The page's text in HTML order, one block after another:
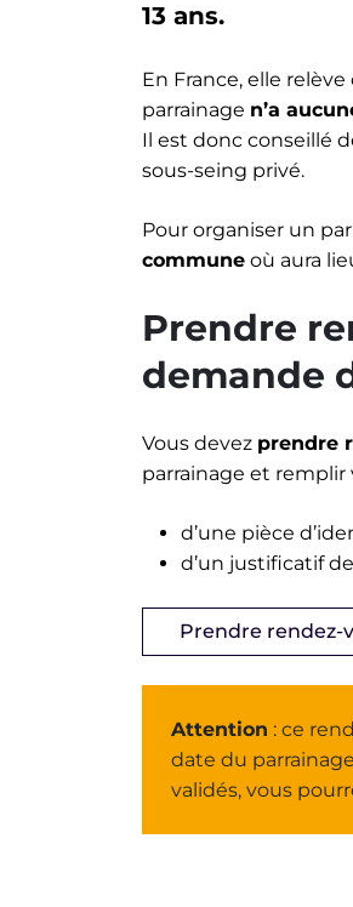
13 ans.
En France, elle
parrainage n’a
Il est donc conseillé
sous-seing privé.
Pour organiser un
commune où aura
Prendre
demande
Vous devez prendre
parrainage et remplir
d’une pièce
d’un justificatif
Prendre rendez-
Attention : ce
date du
validés, vous